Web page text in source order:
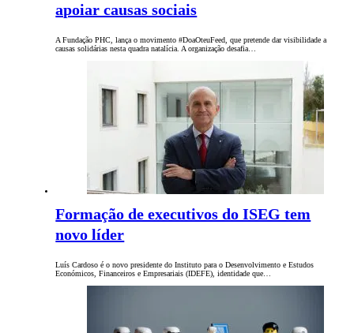
apoiar causas sociais
A Fundação PHC, lança o movimento #DoaOteuFeed, que pretende dar visibilidade a
causas solidárias nesta quadra natalícia. A organização desafia…
Formação de executivos do ISEG tem
novo líder
Luís Cardoso é o novo presidente do Instituto para o Desenvolvimento e Estudos
Económicos, Financeiros e Empresariais (IDEFE), identidade que…